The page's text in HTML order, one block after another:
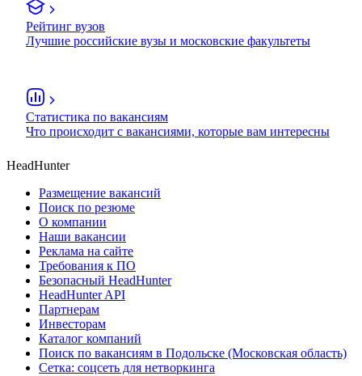
Рейтинг вузов
Лучшие российские вузы и московские факультеты
Статистика по вакансиям
Что происходит с вакансиями, которые вам интересны
HeadHunter
Размещение вакансий
Поиск по резюме
О компании
Наши вакансии
Реклама на сайте
Требования к ПО
Безопасный HeadHunter
HeadHunter API
Партнерам
Инвесторам
Каталог компаний
Поиск по вакансиям в Подольске (Московская область)
Сетка: соцсеть для нетворкинга